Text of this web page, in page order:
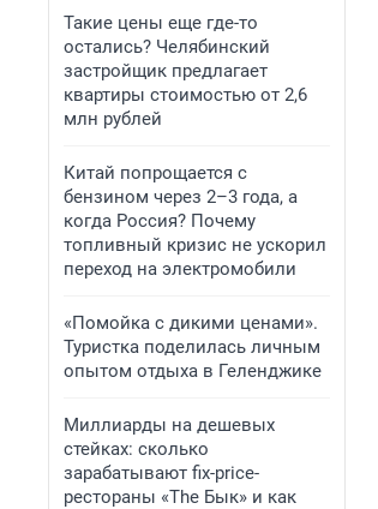
Такие цены еще где-то
остались? Челябинский
застройщик предлагает
квартиры стоимостью от 2,6
млн рублей
Китай попрощается с
бензином через 2–3 года, а
когда Россия? Почему
топливный кризис не ускорил
переход на электромобили
«Помойка с дикими ценами».
Туристка поделилась личным
опытом отдыха в Геленджике
Миллиарды на дешевых
стейках: сколько
зарабатывают fix-price-
рестораны «The Бык» и как